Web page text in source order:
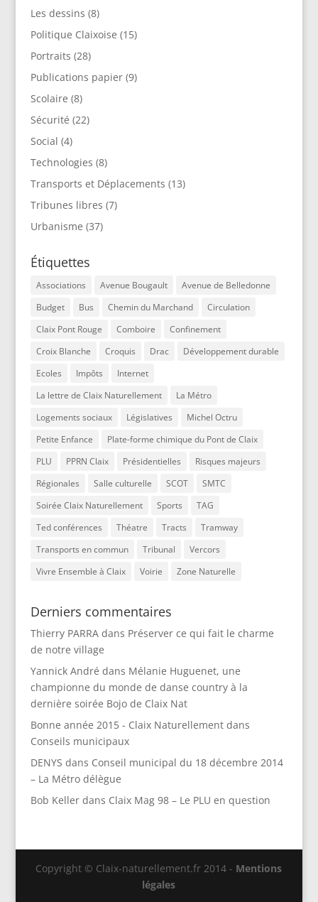
Les dessins (8)
Politique Claixoise (15)
Portraits (28)
Publications papier(9)
Scolaire (8)
Sécurité (22)
Social (4)
Technologies (8)
Transports et Déplacements (13)
Tribunes libres (7)
Urbanisme (37)
Étiquettes
Associations Avenue Bougault
Avenue de Belledonne
Budget
Bus Chemin du Marchand
Circulation
Claix Pont Rouge
Comboire
Confinement
Croix Blanche
Croquis Drac
Développement durable
Ecoles
Impôts
Internet
La lettre de Claix Naturellement
La Métro
Logements sociaux
Législatives
Michel Octru
Petite Enfance
Plate-forme chimique du Pont de Claix
PLU
PPRN Claix Présidentielles
Risques majeurs
Régionales
Salle culturelle SCOT
SMTC
Soirée Claix Naturellement
Sports
TAG
Ted conférences
Théatre Tracts
Tramway
Transports en commun
Tribunal
Vercors
Vivre Ensemble à Claix
Voirie Zone Naturelle
Derniers commentaires
Thierry PARRAdans Préserver ce qui fait le charme
de notre village
Yannick André dans Mélanie Huguenet, une
championne du monde de danse country à la
dernière soirée Bojo de Claix Nat
Bonne année 2015 - Claix Naturellementdans
Conseils municipaux
DENYS dans Conseil municipal du 18 décembre 2014
– La Métro délègue
Bob Kellerdans Claix Mag 98 – Le PLU en question
Copyright © Claix-naturellement.fr 2014 - Mentions
légales